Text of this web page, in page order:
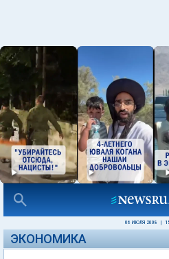
06 ИЮЛЯ 2008
ЭКОНОМИКА